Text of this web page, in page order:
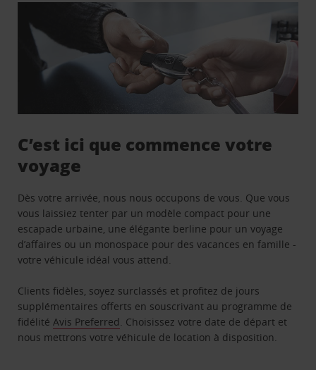
C’est ici que commence votre
voyage
Dès votre arrivée, nous nous occupons de vous. Que vous
vous laissiez tenter par un modèle compact pour une
escapade urbaine, une élégante berline pour un voyage
d’affaires ou un monospace pour des vacances en famille -
votre véhicule idéal vous attend.
Clients fidèles, soyez surclassés et profitez de jours
supplémentaires offerts en souscrivant au programme de
fidélité Avis Preferred . Choisissez votre date de départ et
nous mettrons votre véhicule de location à disposition.